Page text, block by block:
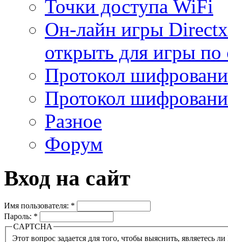
Точки доступа WiFi
Он-лайн игры
открыть для игры по
Протокол
Протокол
Разное
Форум
Вход на сайт
Имя пользователя: *
Пароль: *
CAPTCHA
Этот вопрос задается для того, чтобы выяснить, являетесь ли Вы человеком или представляете из себя робота